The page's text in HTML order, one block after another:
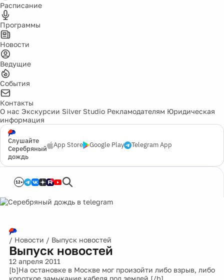
Расписание
Программы
Новости
Ведущие
События
Контакты
О нас Экскурсии Silver Studio Рекламодателям Юридическая
информация
Слушайте
Серебряный
дождь
App Store Google Play Telegram App
12+
/ Новости / Выпуск новостей
Выпуск новостей
12 апреля 2011
[b]На остановке в Москве мог произойти либо взрыв, либо